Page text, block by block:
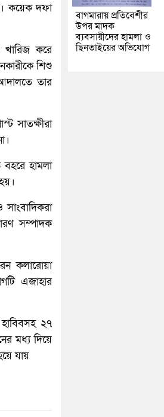
কয়েক দফা
খারিজ করে
শিশু
তার
সাতক্ষীরা
হামলা
সম্পাদক
কলারোয়া
এজাহার
২৭
মধ্য দিয়ে
যায়
বাগমারায় প্রতিবেশীর
উপর মাদক
ব্যবসায়ীদের হামলা ও
ছিনতাইয়ের অভিযোগ